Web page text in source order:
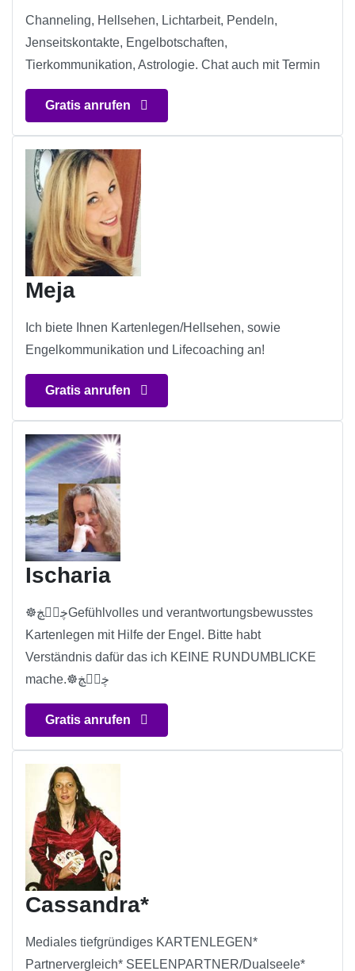
Channeling, Hellsehen, Lichtarbeit, Pendeln,
Jenseitskontakte, Engelbotschaften,
Tierkommunikation, Astrologie. Chat auch mit Termin
Gratis anrufen
Meja
Ich biete Ihnen Kartenlegen/Hellsehen, sowie
Engelkommunikation und Lifecoaching an!
Gratis anrufen
Ischaria
☸ڿڰۣڿGefühlvolles und verantwortungsbewusstes
Kartenlegen mit Hilfe der Engel. Bitte habt
Verständnis dafür das ich KEINE RUNDUMBLICKE
mache.☸ڿڰۣڿ
Gratis anrufen
Cassandra*
Mediales tiefgründiges KARTENLEGEN*
Partnervergleich* SEELENPARTNER/Dualseele*